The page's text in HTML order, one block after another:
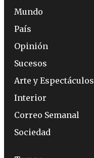
Mundo
País
Opinión
Sucesos
Arte y Espectáculos
Interior
Correo Semanal
Sociedad